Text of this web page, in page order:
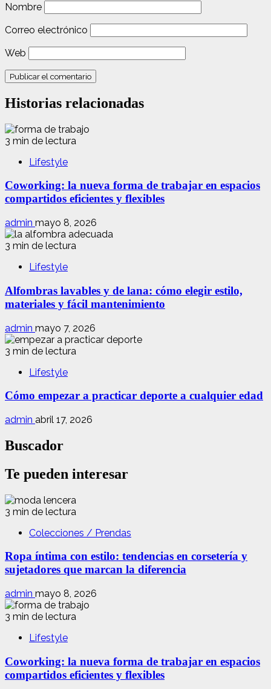
Nombre
Correo electrónico
Web
Historias relacionadas
3 min de lectura
Lifestyle
Coworking: la nueva forma de trabajar en espacios
compartidos eficientes y flexibles
admin mayo 8, 2026
3 min de lectura
Lifestyle
Alfombras lavables y de lana: cómo elegir estilo,
materiales y fácil mantenimiento
admin mayo 7, 2026
3 min de lectura
Lifestyle
Cómo empezar a practicar deporte a cualquier edad
admin abril 17, 2026
Buscador
Te pueden interesar
3 min de lectura
Colecciones / Prendas
Ropa íntima con estilo: tendencias en corsetería y
sujetadores que marcan la diferencia
admin mayo 8, 2026
3 min de lectura
Lifestyle
Coworking: la nueva forma de trabajar en espacios
compartidos eficientes y flexibles